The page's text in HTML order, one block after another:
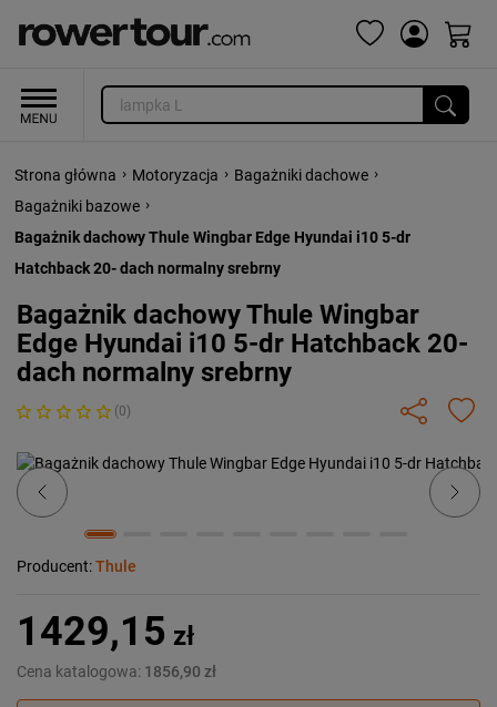
Strona główna › Motoryzacja › Bagażniki dachowe ›
Bagażniki bazowe ›
Bagażnik dachowy Thule Wingbar Edge Hyundai i10 5-dr
Hatchback 20- dach normalny srebrny
Bagażnik dachowy Thule Wingbar
Edge Hyundai i10 5-dr Hatchback 20-
dach normalny srebrny
(0)
Previous Next
Producent:Thule
1429,15 zł
Cena katalogowa: 1856,90 zł